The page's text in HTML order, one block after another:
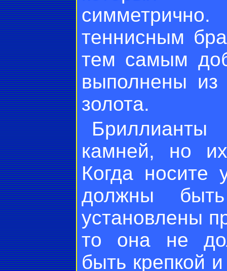
теннисным
тем самым
выполнены из
золота.
камней, но
Когда носите
должны
установлены
то она не
быть крепкой